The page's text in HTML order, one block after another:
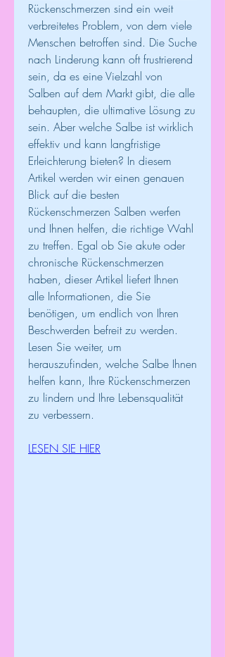
Rückenschmerzen sind ein weit
verbreitetes Problem, von dem viele
Menschen betroffen sind. Die Suche
nach Linderung kann oft frustrierend
sein, da es eine Vielzahl von
Salben auf dem Markt gibt, die alle
behaupten, die ultimative Lösung zu
sein. Aber welche Salbe ist wirklich
effektiv und kann langfristige
Erleichterung bieten? In diesem
Artikel werden wir einen genauen
Blick auf die besten
Rückenschmerzen Salben werfen
und Ihnen helfen, die richtige Wahl
zu treffen. Egal ob Sie akute oder
chronische Rückenschmerzen
haben, dieser Artikel liefert Ihnen
alle Informationen, die Sie
benötigen, um endlich von Ihren
Beschwerden befreit zu werden.
Lesen Sie weiter, um
herauszufinden, welche Salbe Ihnen
helfen kann, Ihre Rückenschmerzen
zu lindern und Ihre Lebensqualität
zu verbessern.
LESEN SIE HIER